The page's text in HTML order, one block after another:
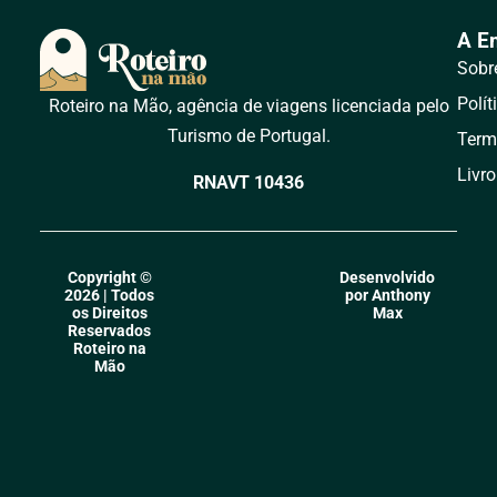
Roteiro na Mão, agência de viagens licenciada pelo
Turismo de Portugal.
RNAVT 10436
A
Copyright ©
2026 | Todos
os Direitos
Reservados
Roteiro na
Mão
Desenvolvido
por Anthony
Max